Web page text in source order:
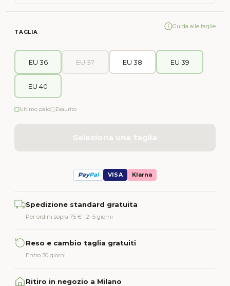
TAGLIA
Guida alle taglie
EU 36 EU 37 EU 38 EU 39
EU 40
Ultimo paio Esaurito
Seleziona una taglia
PayPal VISA Klarna
Spedizione standard gratuita
Per ordini sopra 75 € · 2–5 giorni
Reso e cambio taglia gratuiti
Entro 30 giorni
Ritiro in negozio a Milano